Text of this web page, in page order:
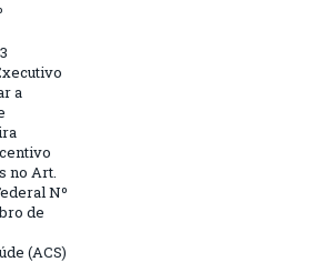
a
no Art.
Nº
de
(ACS)